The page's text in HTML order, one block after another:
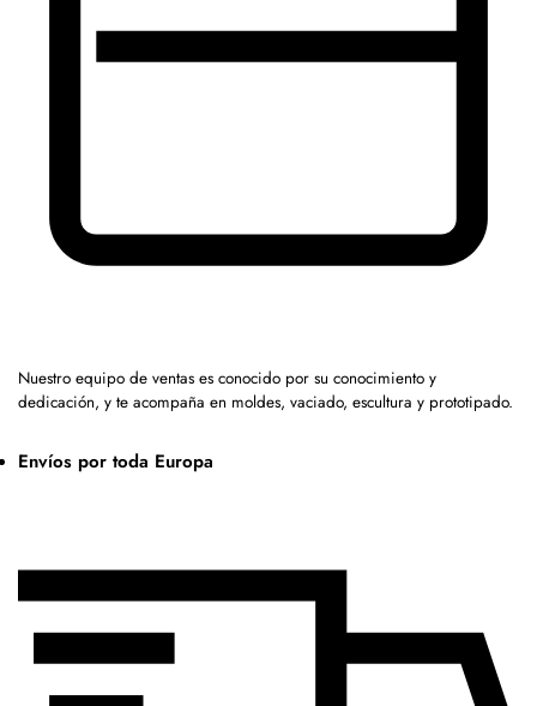
Nuestro equipo de ventas es conocido por su conocimiento y
dedicación, y te acompaña en moldes, vaciado, escultura y prototipado.
Envíos por toda Europa